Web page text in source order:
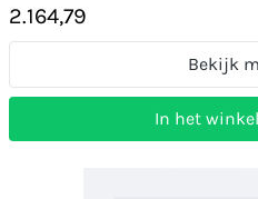
2.164,79
Bekijk
In het